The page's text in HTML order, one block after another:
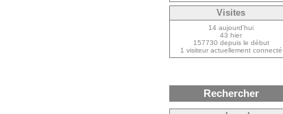
Visites
14 aujourd’hui
43 hier
157730 depuis le début
1 visiteur actuellement connecté
Rechercher